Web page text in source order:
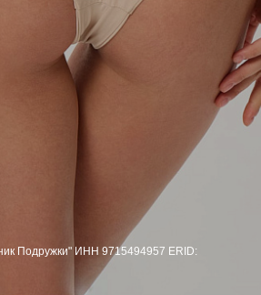
Подружки" ИНН 9715494957 ERID: